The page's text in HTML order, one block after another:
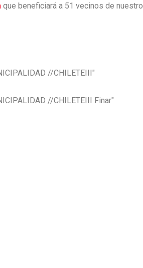
que beneficiará a 51 vecinos de nuestro